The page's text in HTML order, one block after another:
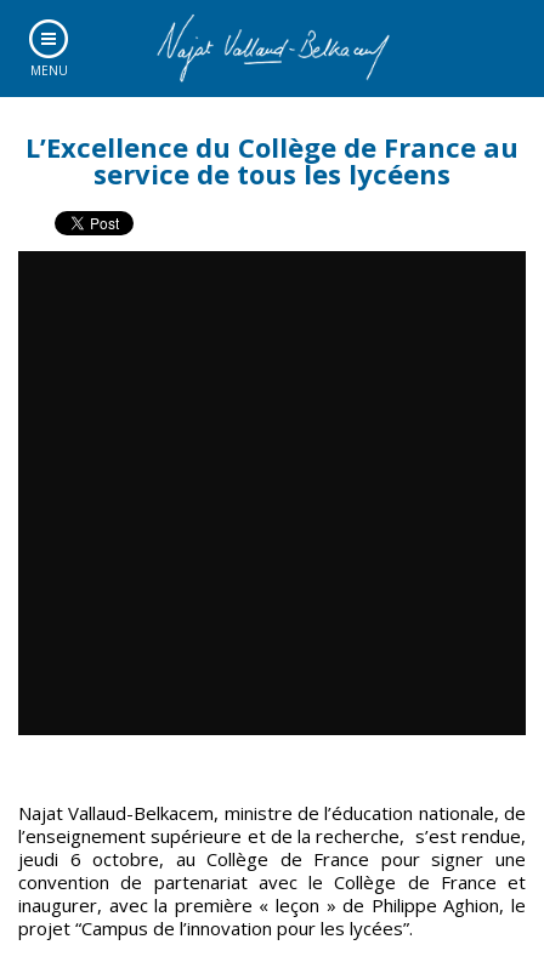
MENU
L’Excellence du Collège de France au
service de tous les lycéens
Najat Vallaud-Belkacem, ministre de l’éducation nationale, de
l’enseignement supérieure et de la recherche, s’est rendue,
jeudi 6 octobre, au Collège de France pour signer une
convention de partenariat avec le Collège de France et
inaugurer, avec la première « leçon » de Philippe Aghion, le
projet “Campus de l’innovation pour les lycées”.